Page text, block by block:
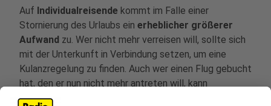
Auf Individualreisende kommt im Falle einer
Stornierung des Urlaubs ein erheblicher größerer
Aufwand zu. Wer nicht mehr verreisen will, sollte sich
mit der Unterkunft in Verbindung setzen, um eine
Kulanzregelung zu finden. Auch wer einen Flug gebucht
hat, den er nun nicht mehr antreten will, kann
versuchen, bei der Fluggesellschaft eine Umbuchung